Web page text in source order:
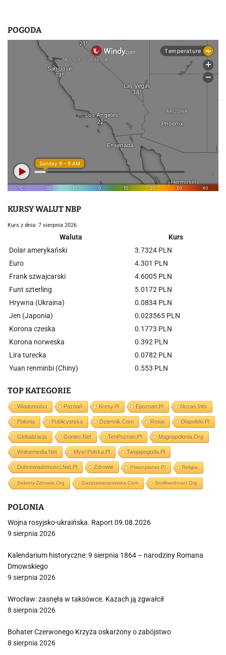
POGODA
KURSY WALUT NBP
Kurs z dnia: 7 sierpnia 2026
Waluta
Kurs
Dolar amerykański
3.7324 PLN
Euro
4.301 PLN
Frank szwajcarski
4.6005 PLN
Funt szterling
5.0172 PLN
Hrywna (Ukraina)
0.0834 PLN
Jen (Japonia)
0.023565 PLN
Korona czeska
0.1773 PLN
Korona norweska
0.392 PLN
Lira turecka
0.0782 PLN
Yuan renminbi (Chiny)
0.553 PLN
TOP KATEGORIE
Wiadomości Poznań Kresy.pl Epoznan.pl Nczas.info
Polonia Publicystyka Dziennik.com Rosja Dlapolski.pl
Globalizacja Goniec.net TenPoznan.pl Magnapolonia.org
Wolnemedia.net Mysl-Polska.pl Twojapogoda.pl
Dobrewiadomosci.net.pl Zdrowie Prisonplanet.pl Religia
Sekrety-Zdrowia.org Gazetawarszawska.com Stolikwolnosci.org
POLONIA
Wojna rosyjsko-ukraińska. Raport 09.08.2026
9 sierpnia 2026
Kalendarium historyczne: 9 sierpnia 1864 – narodziny Romana
Dmowskiego
9 sierpnia 2026
Wrocław: zasnęła w taksówce. Kazach ją zgwałcił
8 sierpnia 2026
Bohater Czerwonego Krzyża oskarżony o zabójstwo
8 sierpnia 2026